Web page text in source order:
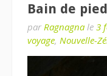
Bain de
par Ragnagna le 3
voyage, Nouvelle-